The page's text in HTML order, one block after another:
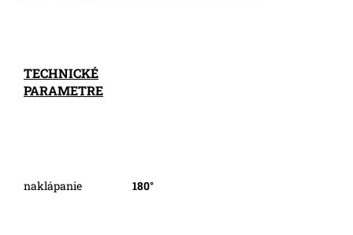
TECHNICKÉ
PARAMETRE
naklápanie 180°